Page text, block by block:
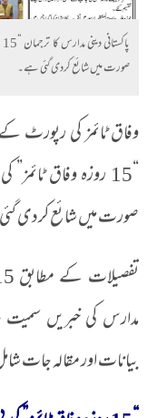
صورت میں شائع کردی گئی ہے۔
وفاق ٹائمز کی رپورٹ
“15 روزہ وفاق
صورت میں شائع کردی
مدارس کی خبریں
بیانات اور مقالہ جات